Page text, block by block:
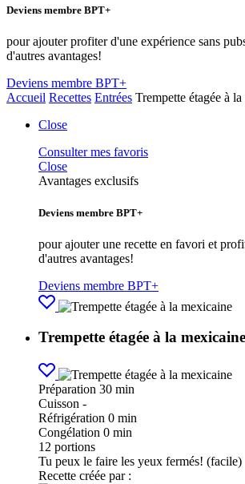
Deviens membre BPT+
pour ajouter profiter d'une expérience sans
d'autres avantages!
Deviens membre BPT+
Accueil Recettes Entrées Trempette étagée à
Close
Consulter mes favoris
Close
Avantages exclusifs
Deviens membre BPT+
pour ajouter une recette en favori et
d'autres avantages!
Deviens membre BPT+
Trempette étagée à la mexicaine
Préparation 30 min
Cuisson -
Réfrigération 0 min
Congélation 0 min
12 portions
Tu peux le faire les yeux fermés! (facile)
Recette créée par :